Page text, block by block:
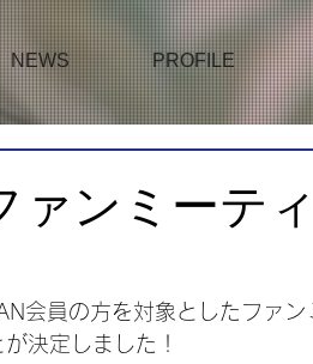
NEWS PROFILE
ァンミーテ
会員の方を対象としたファン
決定しました！